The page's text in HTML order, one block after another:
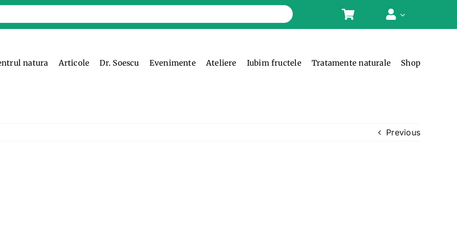
natura Articole Dr. Soescu Evenimente Ateliere Iubim fructele Tratamente naturale Shop
Previous